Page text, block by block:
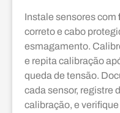
Instale sensores com
correto e cabo
esmagamento.
e repita calibração
queda de tensão.
cada sensor, registre
calibração, e